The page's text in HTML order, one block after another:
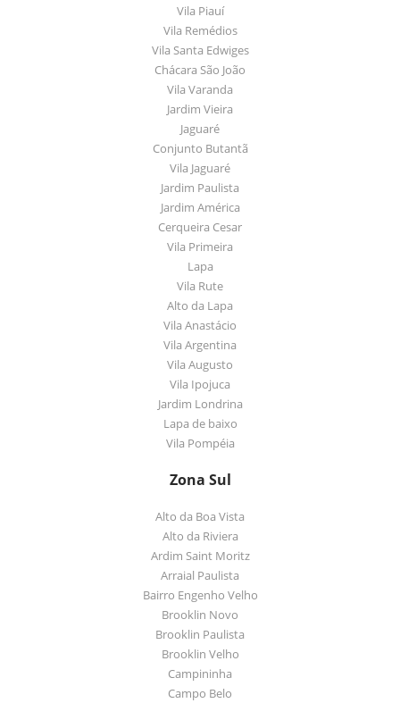
Vila Piauí
Vila Remédios
Vila Santa Edwiges
Chácara São João
Vila Varanda
Jardim Vieira
Jaguaré
Conjunto Butantã
Vila Jaguaré
Jardim Paulista
Jardim América
Cerqueira Cesar
Vila Primeira
Lapa
Vila Rute
Alto da Lapa
Vila Anastácio
Vila Argentina
Vila Augusto
Vila Ipojuca
Jardim Londrina
Lapa de baixo
Vila Pompéia
Zona Sul
Alto da Boa Vista
Alto da Riviera
Ardim Saint Moritz
Arraial Paulista
Bairro Engenho Velho
Brooklin Novo
Brooklin Paulista
Brooklin Velho
Campininha
Campo Belo